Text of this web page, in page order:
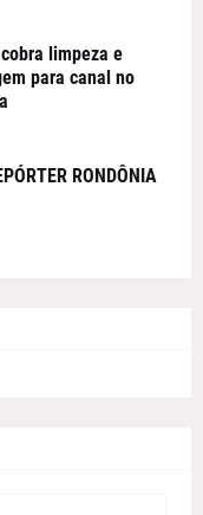
limpeza e
para canal no
RONDÔNIA